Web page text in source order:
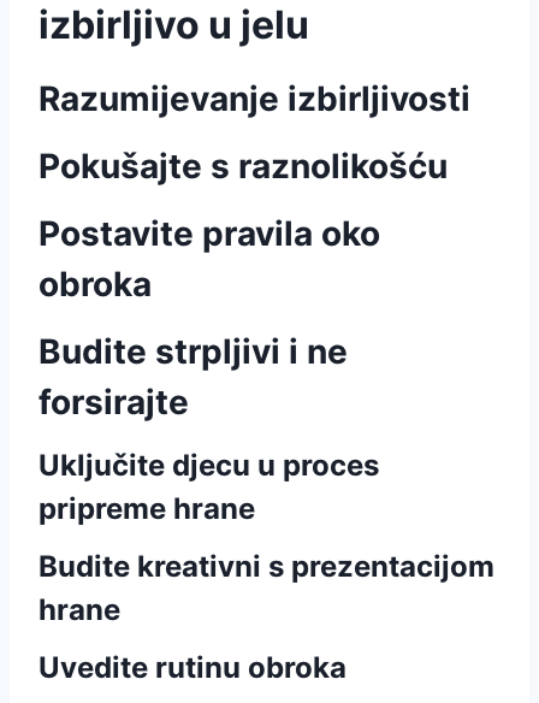
izbirljivo u jelu
Razumijevanje izbirljivosti
Pokušajte s raznolikošću
Postavite pravila oko
obroka
Budite strpljivi i ne
forsirajte
Uključite djecu u proces
pripreme hrane
Budite kreativni s prezentacijom
hrane
Uvedite rutinu obroka